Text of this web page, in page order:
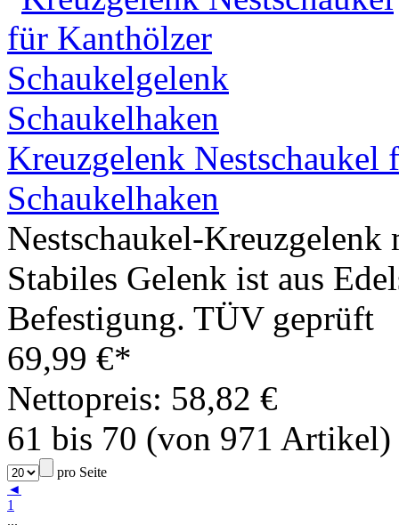
Kreuzgelenk
Schaukelhaken
Nestschaukel-
Stabiles Gelenk ist aus
Befestigung. TÜV geprüft
69,99 €*
Nettopreis: 58,82 €
61 bis 70 (von 971 Artikel)
pro Seite
◄
1
...